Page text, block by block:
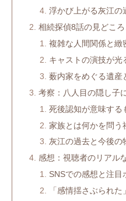
浮かび上がる灰江の
相続探偵8話の見どこ
複雑な人間関係と緻
キャストの演技が光
薮内家をめぐる遺産
考察：八人目の隠し子
死後認知が意味する
家族とは何かを問う
灰江の過去と今後の
感想：視聴者のリアル
SNSでの感想と注目
「感情揺さぶられ